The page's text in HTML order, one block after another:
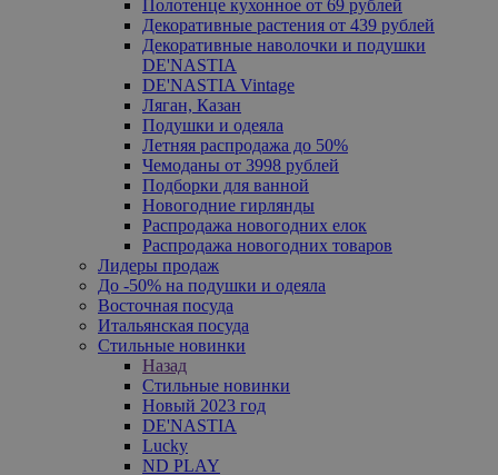
Полотенце кухонное от 69 рублей
Декоративные растения от 439 рублей
Декоративные наволочки и подушки
DE'NASTIA
DE'NASTIA Vintage
Ляган, Казан
Подушки и одеяла
Летняя распродажа до 50%
Чемоданы от 3998 рублей
Подборки для ванной
Новогодние гирлянды
Распродажа новогодних елок
Распродажа новогодних товаров
Лидеры продаж
До -50% на подушки и одеяла
Восточная посуда
Итальянская посуда
Стильные новинки
Назад
Стильные новинки
Новый 2023 год
DE'NASTIA
Lucky
ND PLAY